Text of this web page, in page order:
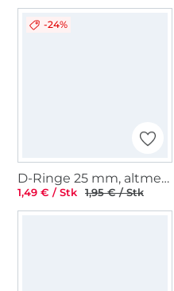
-24%
D-Ringe 25 mm, altmessing gebürstet
1,49 € / Stk 1,95 € / Stk